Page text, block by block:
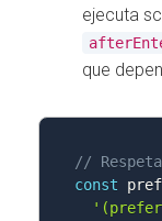
ejecuta
que
//
const